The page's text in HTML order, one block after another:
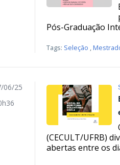
Pós-Graduação
Tags: Seleção ,
(CECULT/UFRB)
abertas entre os
06/25